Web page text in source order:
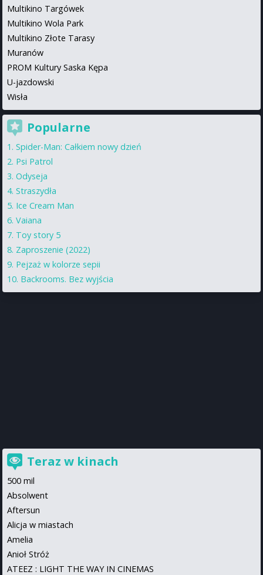
Multikino Targówek
Multikino Wola Park
Multikino Złote Tarasy
Muranów
PROM Kultury Saska Kępa
U-jazdowski
Wisła
Popularne
Spider-Man: Całkiem nowy dzień
Psi Patrol
Odyseja
Straszydła
Ice Cream Man
Vaiana
Toy story 5
Zaproszenie (2022)
Pejzaż w kolorze sepii
Backrooms. Bez wyjścia
Teraz w kinach
500 mil
Absolwent
Aftersun
Alicja w miastach
Amelia
Anioł Stróż
ATEEZ : LIGHT THE WAY IN CINEMAS